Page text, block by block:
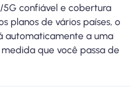
confiável e cobertura
planos de vários países, o
automaticamente a uma
que você passa de